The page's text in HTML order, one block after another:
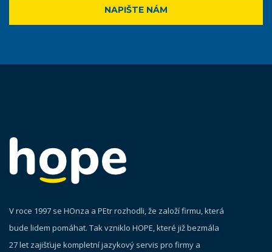
NAPIŠTE NÁM
V roce 1997 se HOnza a PEtr rozhodli, že založí firmu, která
bude lidem pomáhat. Tak vzniklo HOPE, které již bezmála
27 let zajišťuje kompletní jazykový servis pro firmy a